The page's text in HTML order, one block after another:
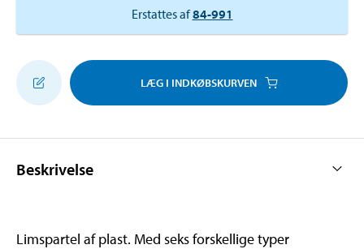
Erstattes af84-991
LÆG I INDKØBSKURVEN
Beskrivelse
Limspartel af plast. Med seks forskellige typer